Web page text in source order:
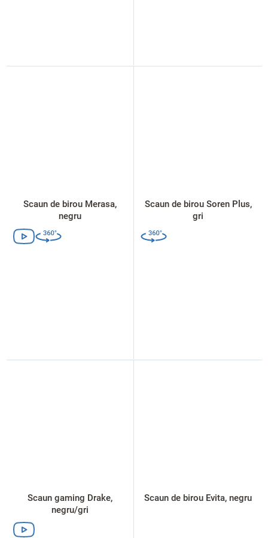
Scaun de birou Merasa,
negru
Scaun de birou Soren Plus,
gri
Scaun gaming Drake,
negru/gri
Scaun de birou Evita, negru